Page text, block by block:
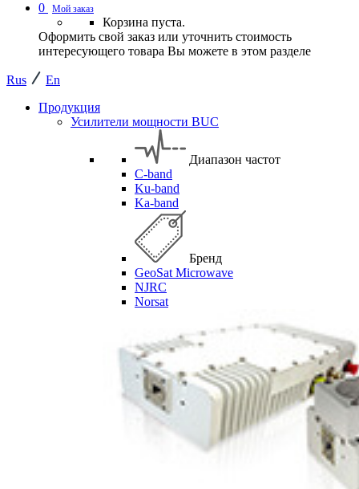
0 Мой заказ
Корзина пуста.
Оформить свой заказ или уточнить стоимость
интересующего товара Вы можете в этом разделе
Rus
En
Продукция
Усилители мощности BUC
Диапазон частот
C-band
Ku-band
Ka-band
Бренд
GeoSat Microwave
NJRC
Norsat